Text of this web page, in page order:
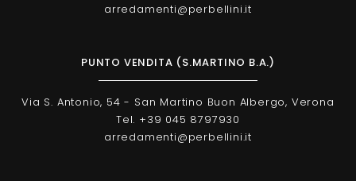
arredamenti@perbellini.it
PUNTO VENDITA (S.MARTINO B.A.)
Via S. Antonio, 54 - San Martino Buon Albergo, Verona
Tel. +39 045 8797930
arredamenti@perbellini.it